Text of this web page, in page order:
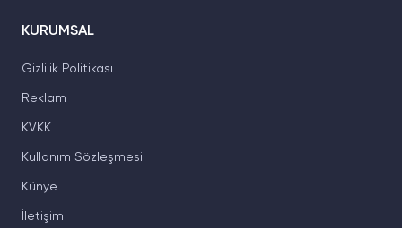
KURUMSAL
Gizlilik Politikası
Reklam
KVKK
Kullanım Sözleşmesi
Künye
İletişim